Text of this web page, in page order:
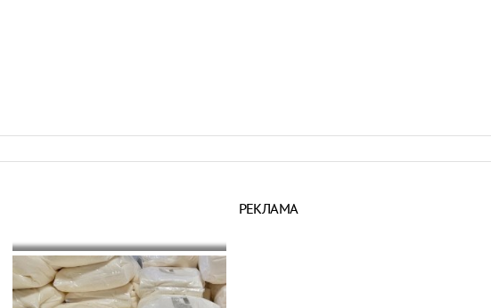
РЕКЛАМА